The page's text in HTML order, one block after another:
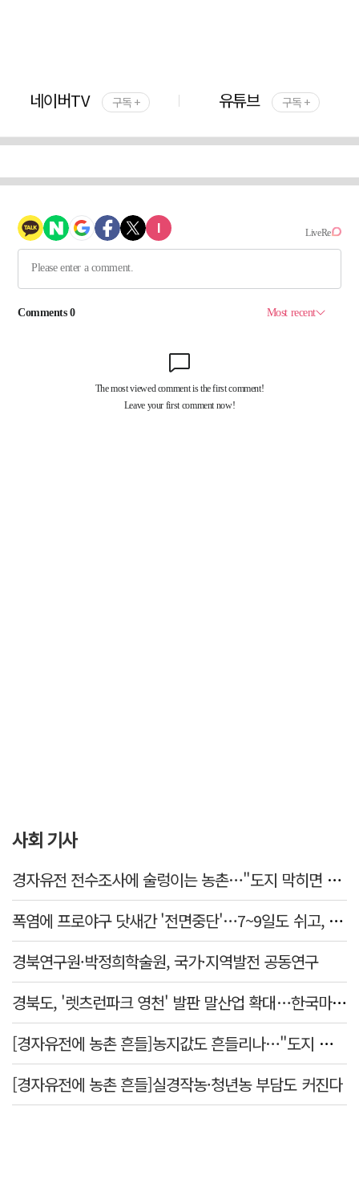
네이버TV 구독 + 유튜브 구독 +
사회 기사
경자유전 전수조사에 술렁이는 농촌…"도지 막히면 농지값도 흔들"
폭염에 프로야구 닷새간 '전면중단'…7~9일도 쉬고, 11일 재개
경북연구원·박정희학술원, 국가·지역발전 공동연구
경북도, '렛츠런파크 영천' 발판 말산업 확대…한국마사회 유치도 총력
[경자유전에 농촌 흔들]농지값도 흔들리나…"도지 막히면 헐값 매물 나올 수도"
[경자유전에 농촌 흔들]실경작농·청년농 부담도 커진다